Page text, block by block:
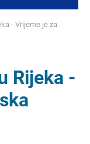
- Vrijeme je za
Rijeka -